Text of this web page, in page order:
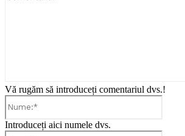
Vă rugăm să introduceți comentariul dvs.!
Introduceți aici numele dvs.